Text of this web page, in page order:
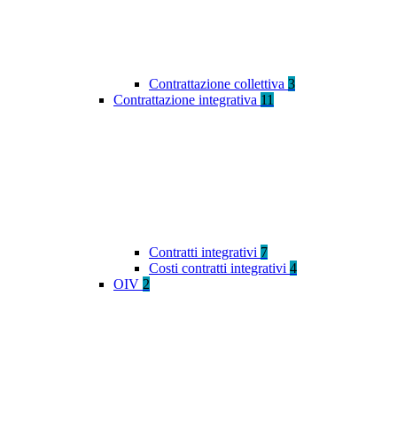
Contrattazione collettiva 3
Contrattazione integrativa 11
Contratti integrativi 7
Costi contratti integrativi 4
OIV 2